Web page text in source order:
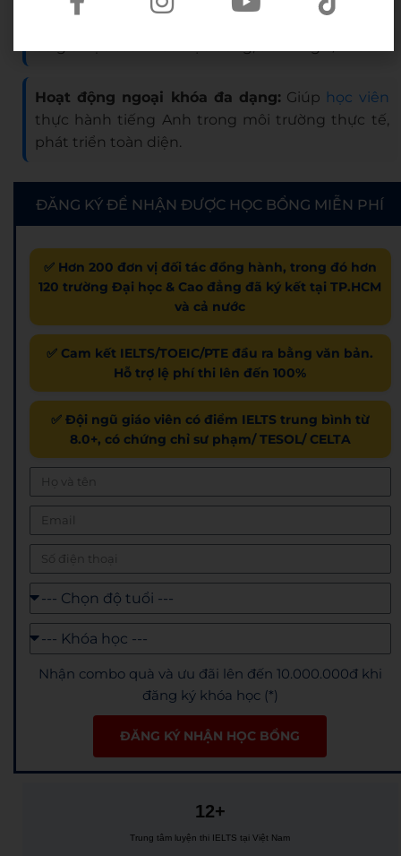
Hoạt động ngoại khóa đa dạng: Giúp học viên
thực hành tiếng Anh trong môi trường thực tế,
phát triển toàn diện.
ĐĂNG KÝ ĐỂ NHẬN ĐƯỢC HỌC BỔNG MIỄN PHÍ
✅ Hơn 200 đơn vị đối tác đồng hành, trong đó hơn
120 trường Đại học & Cao đẳng đã ký kết tại TP.HCM
và cả nước
✅ Cam kết IELTS/TOEIC/PTE đầu ra bằng văn bản.
Hỗ trợ lệ phí thi lên đến 100%
✅ Đội ngũ giáo viên có điểm IELTS trung bình từ
8.0+, có chứng chỉ sư phạm/ TESOL/ CELTA
Nhận combo quà và ưu đãi lên đến 10.000.000đ khi
đăng ký khóa học (*)
ĐĂNG KÝ NHẬN HỌC BỔNG
12+
Trung tâm luyện thi IELTS tại Việt Nam